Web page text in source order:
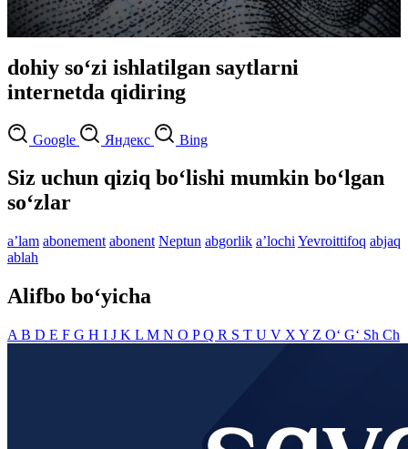
dohiy so‘zi ishlatilgan saytlarni
internetda qidiring
Google Яндекс Bing
Siz uchun qiziq bo‘lishi mumkin bo‘lgan
so‘zlar
aʼlam abonement abonent Neptun abgorlik aʼlochi Yevroittifoq abjaq
ablah
Alifbo bo‘yicha
A B D E F G H I J K L M N O PQ R S T U V X Y Z O‘ G‘ Sh Ch